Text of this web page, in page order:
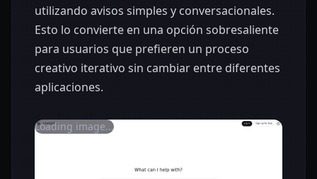
utilizando avisos simples y conversacionales.
Esto lo convierte en una opción sobresaliente
para usuarios que prefieren un proceso
creativo iterativo sin cambiar entre diferentes
aplicaciones.
Loading image...